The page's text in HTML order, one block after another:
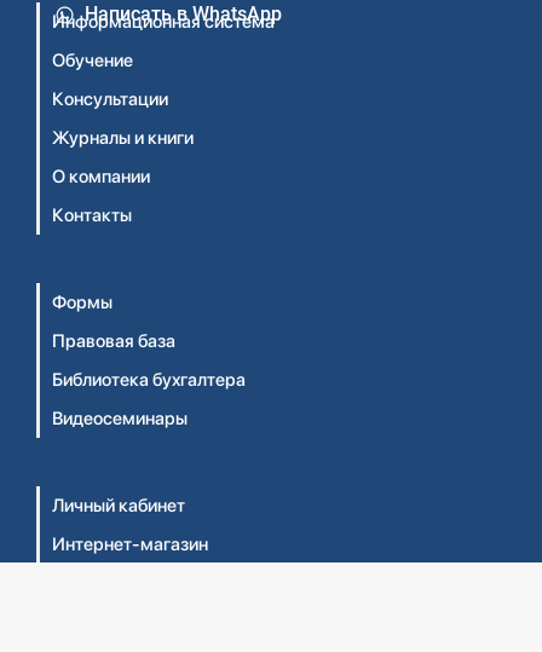
Написать в WhatsApp
Информационная система
Обучение
Консультации
Журналы и книги
О компании
Контакты
Формы
Правовая база
Библиотека бухгалтера
Видеосеминары
Личный кабинет
Интернет-магазин